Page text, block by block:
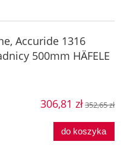
Accuride 1316
500mm HÄFELE
306,81 zł352,65 zł
do koszyka